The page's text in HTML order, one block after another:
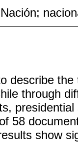
Nación;
describe
through
58
show